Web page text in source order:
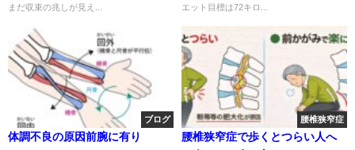
まだ収束の兆しが見え...
エット目標は72キロ...
ブログ
体調不良の原因前腕に有り
腰椎狭窄症
腰椎狭窄症で歩くとつらい人へ